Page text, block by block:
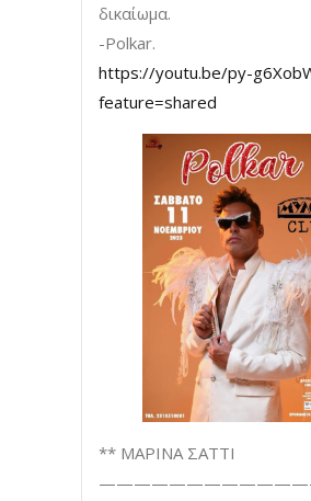
δικαίωμα.
-Polkar.
https://youtu.be/py-
feature=shared
** ΜΑΡΙΝΑ ΣΑΤΤΙ